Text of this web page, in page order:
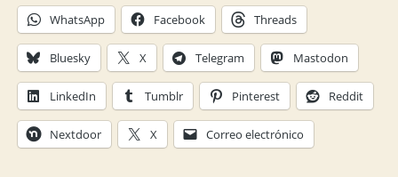
WhatsApp Facebook Threads
Bluesky X Telegram Mastodon
LinkedIn Tumblr Pinterest Reddit
Nextdoor X Correo electrónico